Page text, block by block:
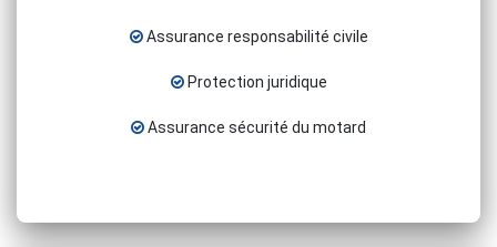
Assurance responsabilité civile
Protection juridique
Assurance sécurité du motard